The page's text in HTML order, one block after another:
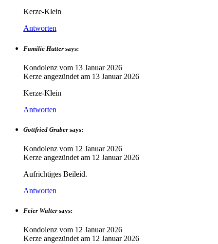
Kerze-Klein
Antworten
Familie Hutter says:
Kondolenz vom 13 Januar 2026
Kerze angezündet am 13 Januar 2026
Kerze-Klein
Antworten
Gottfried Gruber says:
Kondolenz vom 12 Januar 2026
Kerze angezündet am 12 Januar 2026
Aufrichtiges Beileid.
Antworten
Feier Walter says:
Kondolenz vom 12 Januar 2026
Kerze angezündet am 12 Januar 2026